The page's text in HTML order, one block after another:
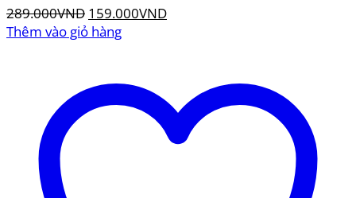
289.000VND Giá
gốc
159.000VNDGiá
159.000VND.
Thêm vào giỏ hàng